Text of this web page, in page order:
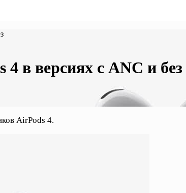
в версиях с ANC и без
AirPods 4.